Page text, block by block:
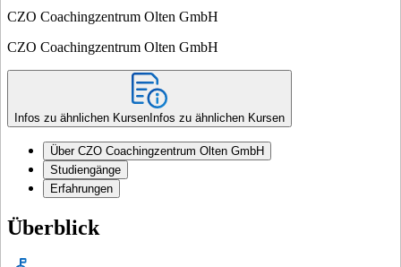
CZO Coachingzentrum Olten GmbH
CZO Coachingzentrum Olten GmbH
Infos zu ähnlichen Kursen Infos zu ähnlichen Kursen
Über CZO Coachingzentrum Olten GmbH
Studiengänge
Erfahrungen
Überblick